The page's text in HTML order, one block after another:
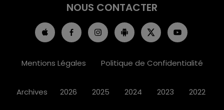
NOUS CONTACTER
Mentions Légales Politique de Confidentialité
Archives 2026 2025 2024 2023 2022